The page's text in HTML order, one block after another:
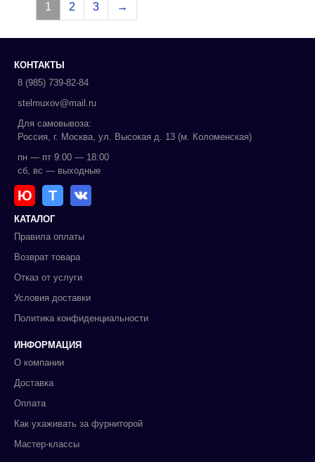
1 2 3 →
КОНТАКТЫ
8 (985) 739-82-84
stelmuxov@mail.ru
Для самовывоза:
Россия, г. Москва, ул. Высокая д. 13 (м. Коломенская)
пн — пт 9:00 — 18:00
сб, вс — выходные
Ю Т
КАТАЛОГ
Правила оплаты
Возврат товара
Отказ от услуги
Условия доставки
Политика конфиденциальности
ИНФОРМАЦИЯ
О компании
Доставка
Оплата
Как ухаживать за фурниторой
Мастер-классы